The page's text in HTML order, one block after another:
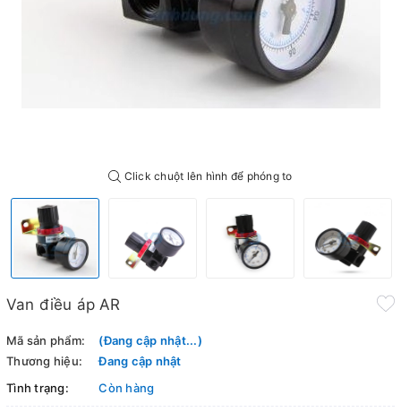
Click chuột lên hình để phóng to
Van điều áp AR
Mã sản phẩm:
(Đang cập nhật...)
Thương hiệu:
Đang cập nhật
Tình trạng:
Còn hàng